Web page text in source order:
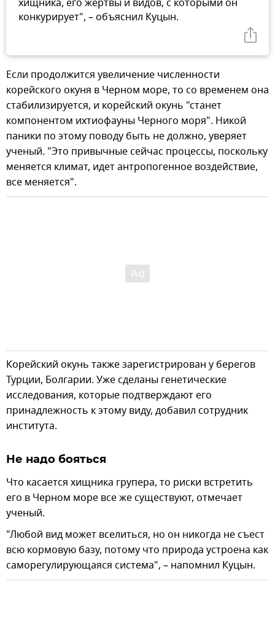
хищника, его жертвы и видов, с которыми он
конкурирует", – объяснил Куцын.
Если продолжится увеличение численности
корейского окуня в Черном море, то со временем она
стабилизируется, и корейский окунь "станет
компонентом ихтиофауны Черного моря". Никой
паники по этому поводу быть не должно, уверяет
ученый. "Это привычные сейчас процессы, поскольку
меняется климат, идет антропогенное воздействие,
все меняется".
Корейский окунь также зарегистрирован у берегов
Турции, Болгарии. Уже сделаны генетические
исследования, которые подтверждают его
принадлежность к этому виду, добавил сотрудник
института.
Не надо бояться
Что касается хищника групера, то риски встретить
его в Черном море все же существуют, отмечает
ученый.
"Любой вид может вселиться, но он никогда не съест
всю кормовую базу, потому что природа устроена как
саморегулирующаяся система", – напомнил Куцын.